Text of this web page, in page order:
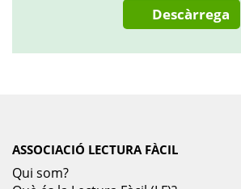
Descàrrega
ASSOCIACIÓ LECTURA FÀCIL
Qui som?